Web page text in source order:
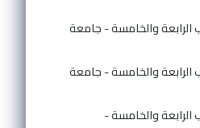
والخامسة - جامعة
والخامسة - جامعة
والخامسة -